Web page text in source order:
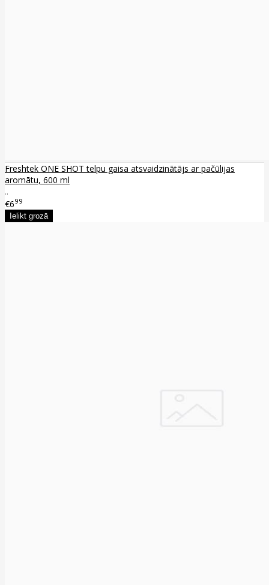
Freshtek ONE SHOT telpu gaisa atsvaidzinātājs ar pačūlijas
aromātu, 600 ml
..
€699